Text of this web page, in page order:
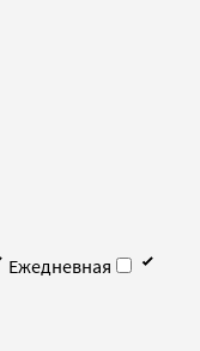
Ежедневная